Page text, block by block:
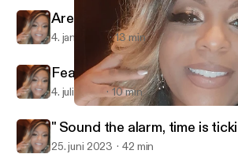
Neka's Talk❤
Are you ready for what's to
4. jan. 2024 13 min
Fear Not, Live Your Life.
4. juli 2023 10 min
" Sound the alarm, time is
25. juni 2023 42 min